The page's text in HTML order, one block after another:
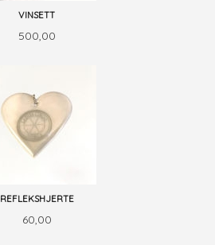
VINSETT
Pris
500,00
REFLEKSHJERTE
Pris
60,00